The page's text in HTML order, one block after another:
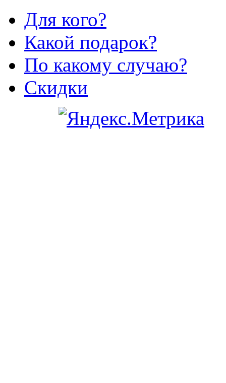
Для кого?
Какой подарок?
По какому случаю?
Скидки